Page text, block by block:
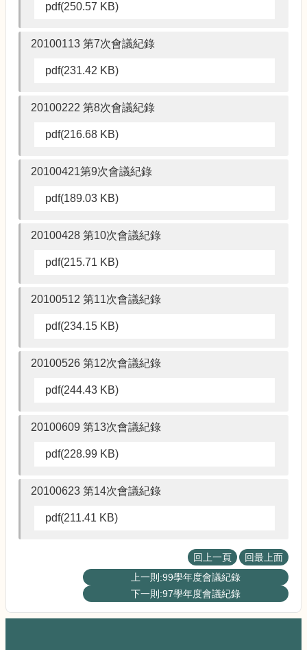
pdf(250.57 KB)
20100113 第7次會議紀錄
pdf(231.42 KB)
20100222 第8次會議紀錄
pdf(216.68 KB)
20100421第9次會議紀錄
pdf(189.03 KB)
20100428 第10次會議紀錄
pdf(215.71 KB)
20100512 第11次會議紀錄
pdf(234.15 KB)
20100526 第12次會議紀錄
pdf(244.43 KB)
20100609 第13次會議紀錄
pdf(228.99 KB)
20100623 第14次會議紀錄
pdf(211.41 KB)
回上一頁
回最上面
上一則:99學年度會議紀錄
下一則:97學年度會議紀錄